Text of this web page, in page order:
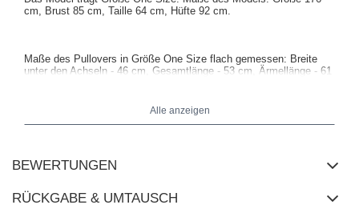
cm, Brust 85 cm, Taille 64 cm, Hüfte 92 cm.
Maße des Pullovers in Größe One Size flach gemessen: Breite
unter den Achseln - 46 cm, Gesamtlänge - 53 cm, Ärmellänge - 61
Alle anzeigen
BEWERTUNGEN
RÜCKGABE & UMTAUSCH